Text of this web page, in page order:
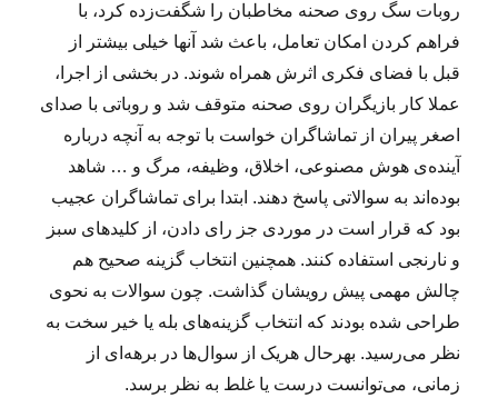
روبات سگ روی صحنه مخاطبان را شگفت‌زده کرد، با
فراهم کردن امکان تعامل، باعث شد آنها خیلی بیشتر از
قبل با فضای فکری اثرش همراه شوند. در بخشی از اجرا،
عملا کار بازیگران روی صحنه متوقف شد و روباتی با صدای
اصغر پیران از تماشاگران خواست با توجه به آنچه درباره
آینده‌ی هوش مصنوعی، اخلاق، وظیفه، مرگ و … شاهد
بوده‌اند به سوالاتی پاسخ دهند. ابتدا برای تماشاگران عجیب
بود که قرار است در موردی جز رای دادن، از کلیدهای سبز
و نارنجی استفاده کنند. همچنین انتخاب گزینه صحیح هم
چالش مهمی پیش رویشان گذاشت. چون سوالات به نحوی
طراحی شده بودند که انتخاب گزینه‌های بله یا خیر سخت به
نظر می‌رسید. بهرحال هریک از سوال‌ها در برهه‌ای از
زمانی، می‌توانست درست یا غلط به نظر برسد.